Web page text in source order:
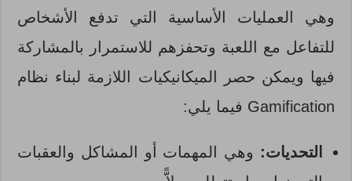
وهي العمليات الأساسية التي تدفع الأشخاص
للتفاعل مع اللعبة وتحفزهم للاستمرار بالمشاركة
فيها ويمكن حصر الميكانيكيات اللازمة لبناء نظام
Gamification فيما يلي:
التحديات: وهي المهمات أو المشاكل والعقبات